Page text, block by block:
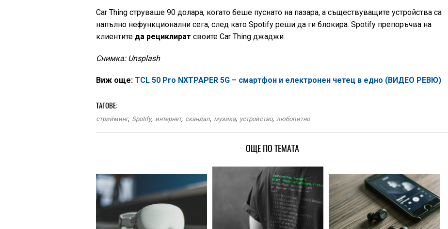
Car Thing струваше 90 долара, когато беше пуснато на пазара, а съществуващите устройства са
напълно нефункционални сега, след като Spotify реши да ги блокира. Spotify препоръчва на
клиентите да рециклират своите Car Thing джаджи.
Снимка: Unsplash
Виж още: TCL 50 Pro NXTPAPER 5G – смартфон и електронен четец в едно (ВИДЕО РЕВЮ)
ТАГОВЕ:
стрийминг, Spotify, интернет, скандал, музика, устройство, любопитно
ОЩЕ ПО ТЕМАТА